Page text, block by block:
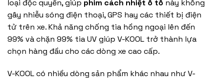
loại độc quyền, giúp phim cách nhiệt ô tô này không
gây nhiễu sóng điện thoại, GPS hay các thiết bị điện
tử trên xe. Khả năng chống tia hồng ngoại lên đến
99% và chặn 99% tia UV giúp V-KOOL trở thành lựa
chọn hàng đầu cho các dòng xe cao cấp.
V-KOOL có nhiều dòng sản phẩm khác nhau như V-